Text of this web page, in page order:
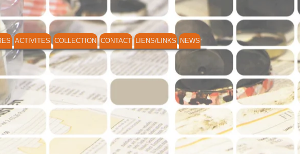
ACTIVITES COLLECTION CONTACT LIENS/LINKS NEWS